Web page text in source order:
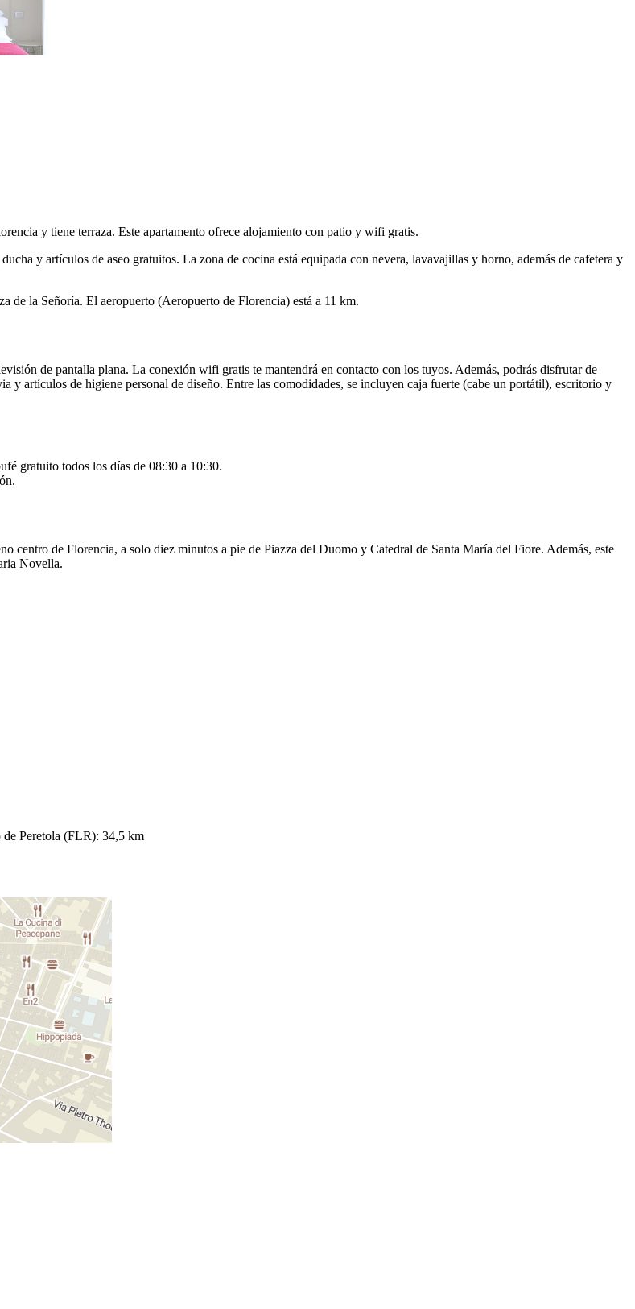
y tiene terraza. Este apartamento ofrece alojamiento con patio y wifi gratis.
y artículos de aseo gratuitos. La zona de cocina está equipada con nevera, lavavajillas y horno, además de cafetera y
de la Señoría. El aeropuerto (Aeropuerto de Florencia) está a 11 km.
de pantalla plana. La conexión wifi gratis te mantendrá en contacto con los tuyos. Además, podrás disfrutar de
y artículos de higiene personal de diseño. Entre las comodidades, se incluyen caja fuerte (cabe un portátil), escritorio y
gratuito todos los días de 08:30 a 10:30.
centro de Florencia, a solo diez minutos a pie de Piazza del Duomo y Catedral de Santa María del Fiore. Además, este
Novella.
de Peretola (FLR): 34,5 km